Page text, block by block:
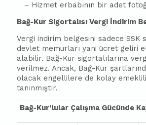
– Hizmet erbabının bir adet
Bağ-Kur Sigortalısı Vergi İndirim
Vergi indirim belgesini sadece SSK
devlet memurları yani ücret geliri
alabilir. Bağ-Kur sigortalılarına
verilmez. Ancak, Bağ-Kur
olacak engellilere de kolay
tanınmıştır.
Bağ-Kur’lular Çalışma Gücünde